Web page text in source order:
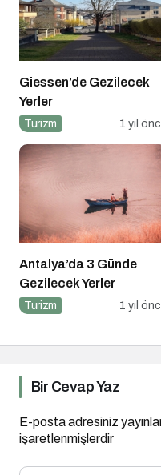
Giessen’de Gezilecek
Yerler
Turizm 1 yıl
Antalya’da 3 Günde
Gezilecek Yerler
Turizm 1 yıl
Bir Cevap Yaz
E-posta adresiniz
işaretlenmişlerdir